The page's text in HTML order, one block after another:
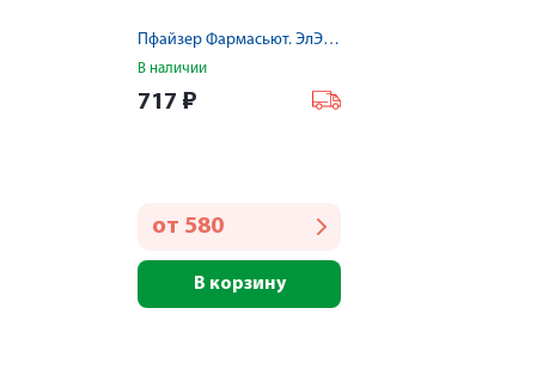
Пфайзер Фармасьют. ЭлЭлСи./Р-Фарм Германия ГмбХ
В наличии
717 ₽
от 580
В корзину